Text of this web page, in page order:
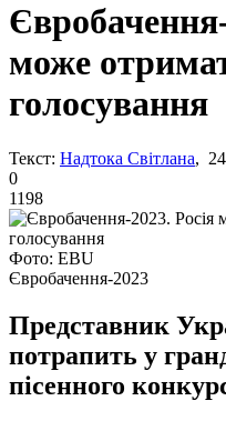
може
голосування
Текст: Надтока Світлана,
0
1198
Фото: EBU
Євробачення-2023
Представник
потрапить у
пісенного